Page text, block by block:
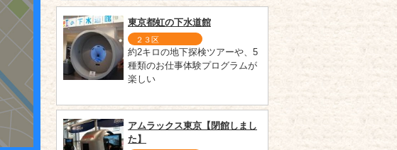
東京都虹の下水道館
２３区
約2キロの地下探検ツアーや、5
種類のお仕事体験プログラムが
楽しい
アムラックス東京【閉館しまし
た】